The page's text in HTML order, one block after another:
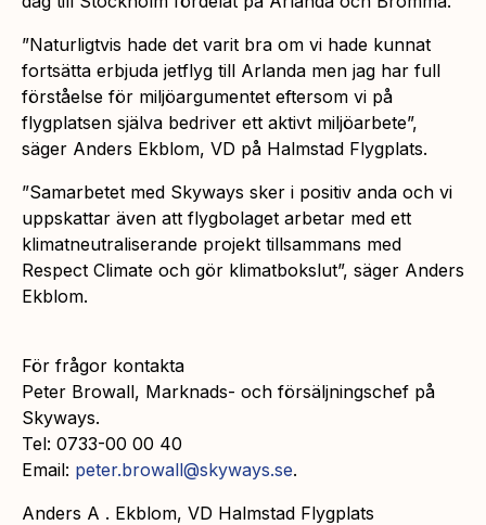
”Naturligtvis hade det varit bra om vi hade kunnat
fortsätta erbjuda jetflyg till Arlanda men jag har full
förståelse för miljöargumentet eftersom vi på
flygplatsen själva bedriver ett aktivt miljöarbete”,
säger Anders Ekblom, VD på Halmstad Flygplats.
”Samarbetet med Skyways sker i positiv anda och vi
uppskattar även att flygbolaget arbetar med ett
klimatneutraliserande projekt tillsammans med
Respect Climate och gör klimatbokslut”, säger Anders
Ekblom.
För frågor kontakta
Peter Browall, Marknads- och försäljningschef på
Skyways.
Tel: 0733-00 00 40
Email: peter.browall@skyways.se.
Anders A . Ekblom, VD Halmstad Flygplats